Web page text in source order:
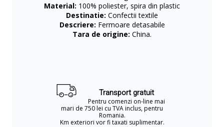
Material: 100% poliester, spira din plastic
Destinatie: Confectii textile
Descriere: Fermoare detasabile
Tara de origine: China.
Transport gratuit
Pentru comenzi on-line mai
mari de 750 lei cu TVA inclus, pentru
Romania.
Km exteriori vor fi taxati suplimentar.